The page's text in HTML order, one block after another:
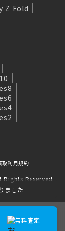
ました
Z Fold
取利用規約
Reserved.
無料査定